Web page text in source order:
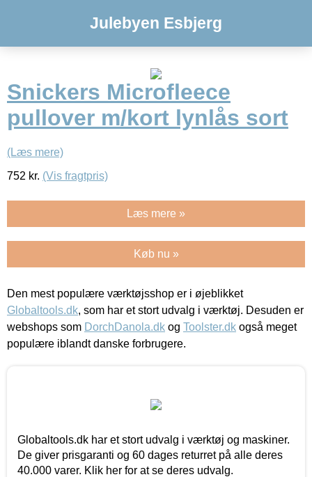
Julebyen Esbjerg
Snickers Microfleece
pullover m/kort lynlås sort
(Læs mere)
752 kr. (Vis fragtpris)
Læs mere »
Køb nu »
Den mest populære værktøjsshop er i øjeblikket
Globaltools.dk, som har et stort udvalg i værktøj. Desuden er
webshops som DorchDanola.dk og Toolster.dk også meget
populære iblandt danske forbrugere.
Globaltools.dk har et stort udvalg i værktøj og maskiner.
De giver prisgaranti og 60 dages returret på alle deres
40.000 varer. Klik her for at se deres udvalg.